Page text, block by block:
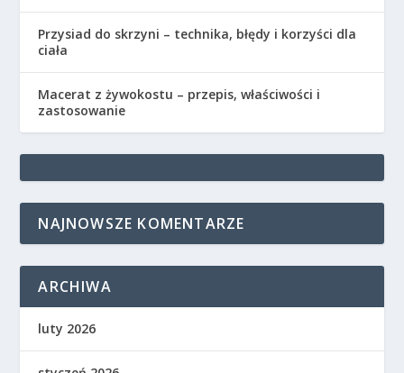
Przysiad do skrzyni – technika, błędy i korzyści dla
ciała
Macerat z żywokostu – przepis, właściwości i
zastosowanie
NAJNOWSZE KOMENTARZE
ARCHIWA
luty 2026